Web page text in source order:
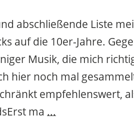
abschließende Liste
auf die 10er-Jahre.
Musik, die mich
hier noch mal
empfehlenswert,
ma ...